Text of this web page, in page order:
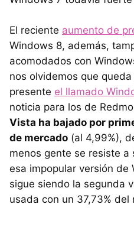
El reciente aumento de
Windows 8, además,
acomodados con
nos olvidemos que
presente el llamado
noticia para los de
Vista ha bajado por
de mercado (al 4,99%),
menos gente se resiste a
esa impopular versión de
sigue siendo la segunda
usada con un 37,73% del